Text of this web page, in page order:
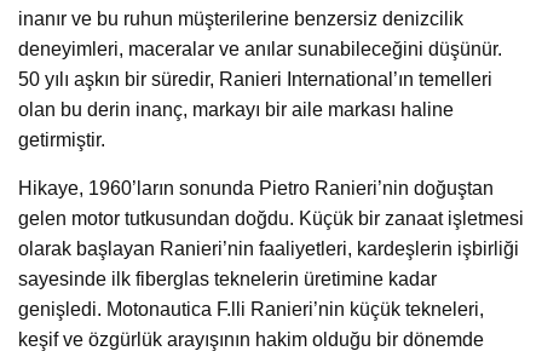
inanır ve bu ruhun müşterilerine benzersiz denizcilik
deneyimleri, maceralar ve anılar sunabileceğini düşünür.
50 yılı aşkın bir süredir, Ranieri International’ın temelleri
olan bu derin inanç, markayı bir aile markası haline
getirmiştir.
Hikaye, 1960’ların sonunda Pietro Ranieri’nin doğuştan
gelen motor tutkusundan doğdu. Küçük bir zanaat işletmesi
olarak başlayan Ranieri’nin faaliyetleri, kardeşlerin işbirliği
sayesinde ilk fiberglas teknelerin üretimine kadar
genişledi. Motonautica F.lli Ranieri’nin küçük tekneleri,
keşif ve özgürlük arayışının hakim olduğu bir dönemde